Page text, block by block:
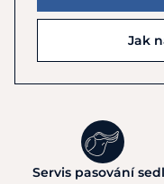
Jak
Servis pasování